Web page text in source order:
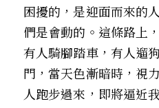
困擾的，是迎面而來的
們是會動的。這條路上
有人騎腳踏車，有人遛
門，當天色漸暗時，視
人跑步過來，即將逼近